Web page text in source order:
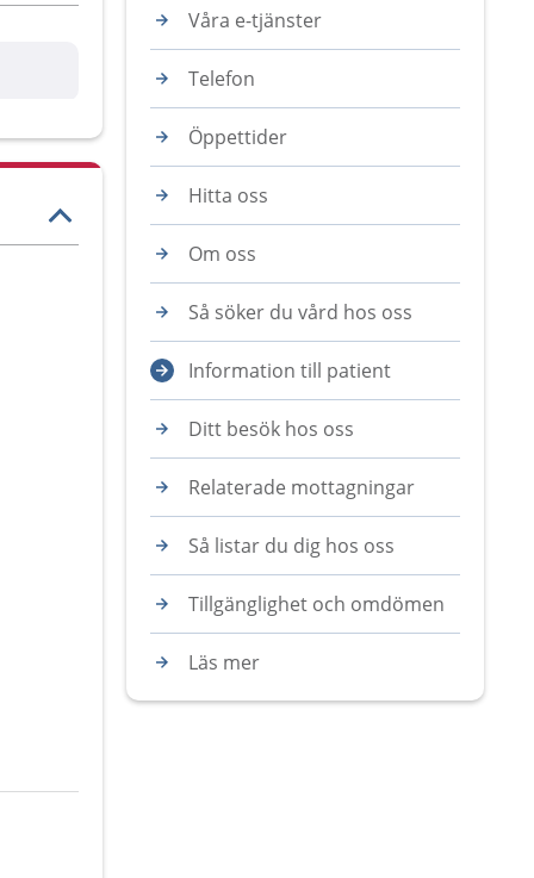
Våra e-tjänster
Telefon
Öppettider
Hitta oss
Om oss
Så söker du vård hos oss
Information till patient
Ditt besök hos oss
Relaterade mottagningar
Så listar du dig hos oss
Tillgänglighet och omdömen
Läs mer